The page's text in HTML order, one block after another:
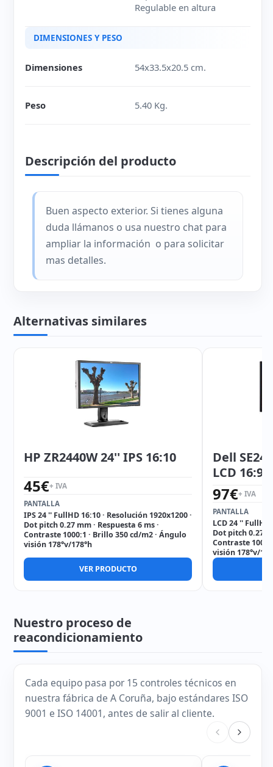
Regulable en altura
DIMENSIONES Y PESO
Dimensiones 54x33.5x20.5 cm.
Peso 5.40 Kg.
Descripción del producto
Buen aspecto exterior. Si tienes alguna
duda llámanos o usa nuestro chat para
ampliar la información o para solicitar
mas detalles.
Alternativas similares
HP ZR2440W 24'' IPS 16:10
45€+ IVA
PANTALLA
IPS 24 '' FullHD 16:10 · Resolución 1920x1200 ·
Dot pitch 0.27 mm · Respuesta 6 ms ·
Contraste 1000:1 · Brillo 350 cd/m2 · Ángulo
visión 178°v/178°h
VER PRODUCTO
Dell
LCD 16:9
97€+ IVA
PANTALLA
LCD 24 '' FullHD
Dot pitch 0.275
Contraste
visión 178°v/
Nuestro proceso de
reacondicionamiento
Cada equipo pasa por 15 controles técnicos en
nuestra fábrica de A Coruña, bajo estándares ISO
9001 e ISO 14001, antes de salir al cliente.